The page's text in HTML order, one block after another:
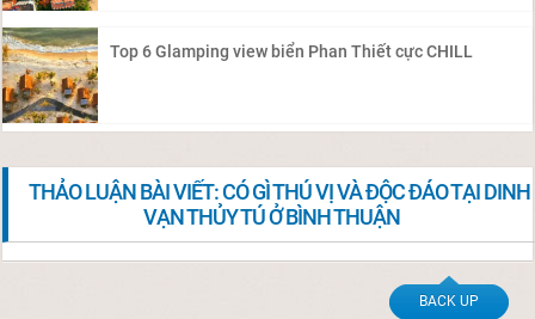
Top 6 Glamping view biển Phan Thiết cực CHILL
THẢO LUẬN BÀI VIẾT: CÓ GÌ THÚ VỊ VÀ ĐỘC ĐÁO TẠI DINH
VẠN THỦY TÚ Ở BÌNH THUẬN
BACK UP